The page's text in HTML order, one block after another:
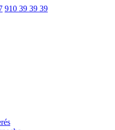
910 39 39 39